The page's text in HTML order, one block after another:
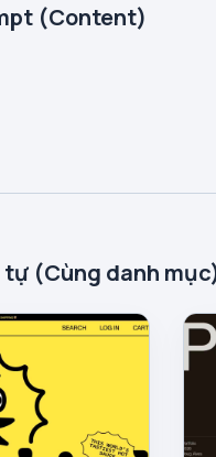
(Content)
(Cùng danh